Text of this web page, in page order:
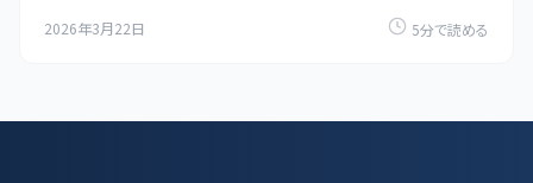
2026年3月22日 5分で読める